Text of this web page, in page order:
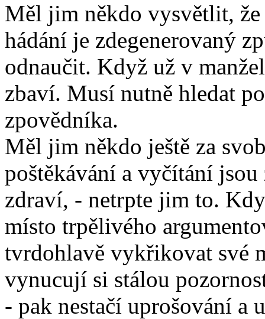
Měl jim někdo vysvětlit,
hádání je zdegenerovaný
odnaučit. Když už v
zbaví. Musí nutně hledat
zpovědníka.
Měl jim někdo ještě za
poštěkávání a vyčítání
zdraví, - netrpte jim to.
místo trpělivého
tvrdohlavě vykřikovat své
vynucují si stálou
- pak nestačí uprošování a